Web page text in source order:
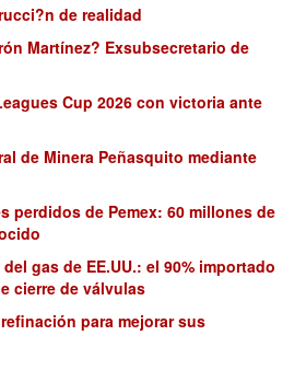
de realidad
Martínez? Exsubsecretario de
Cup 2026 con victoria ante
de Minera Peñasquito mediante
perdidos de Pemex: 60 millones de
gas de EE.UU.: el 90% importado
cierre de válvulas
para mejorar sus